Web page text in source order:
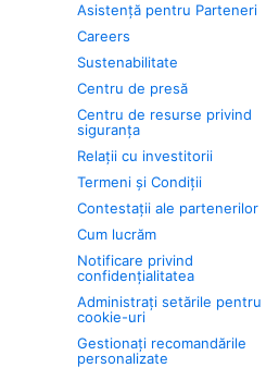
Asistență pentru Parteneri
Careers
Sustenabilitate
Centru de presă
Centru de resurse privind
siguranța
Relații cu investitorii
Termeni și Condiții
Contestații ale partenerilor
Cum lucrăm
Notificare privind
confidențialitatea
Administrați setările pentru
cookie-uri
Gestionați recomandările
personalizate